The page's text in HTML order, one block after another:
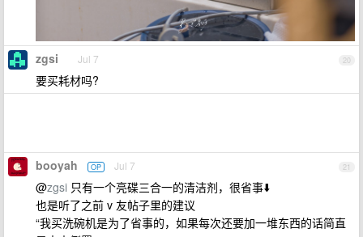
20
zgsi Jul 7
要买耗材吗?
21
booyah OP Jul 7
@zgsi 只有一个亮碟三合一的清洁剂，很省事⬇️
也是听了之前 v 友帖子里的建议
“我买洗碗机是为了省事的，如果每次还要加一堆东西的话简直